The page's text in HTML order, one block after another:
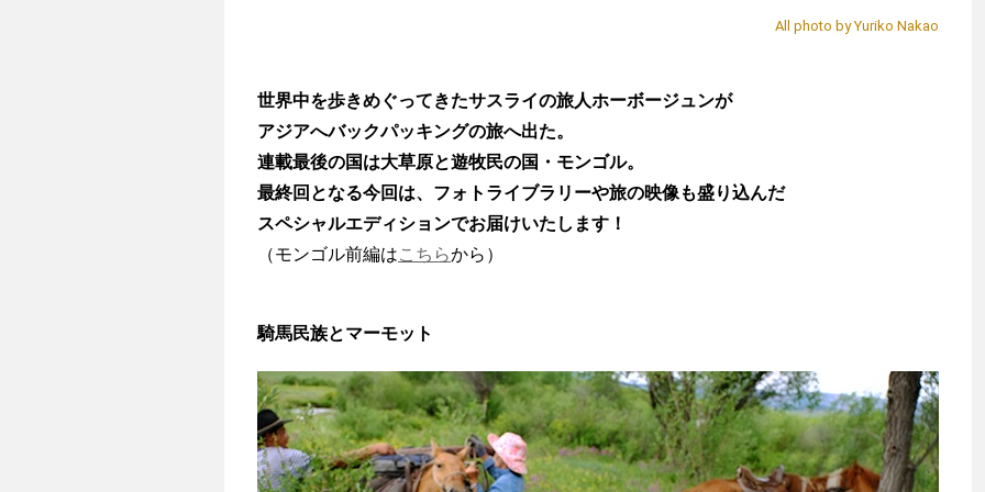
All photo by Yuriko Nakao
世界中を歩きめぐってきたサスライの旅人ホーボージュンが
アジアへバックパッキングの旅へ出た。
連載最後の国は大草原と遊牧民の国・モンゴル。
最終回となる今回は、フォトライブラリーや旅の映像も盛り込んだ
スペシャルエディションでお届けいたします！
（モンゴル前編はこちらから）
騎馬民族とマーモット
アウトドア系野良ライター